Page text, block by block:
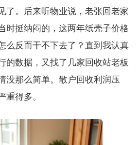
服务项目
新闻动态
免责说明
了。后来听物业说，老张回老家
时挺纳闷的，这两年纸壳子价格
么反而干不下去了？直到我认真
的数据，又找了几家回收站老板
没那么简单。散户回收利润压
重得多。